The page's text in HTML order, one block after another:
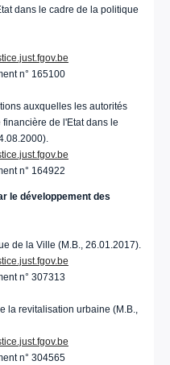
dans le cadre de la politique
n° 165100
auxquelles les autorités
de l'Etat dans le
n° 164922
le développement des
de la Ville (M.B., 26.01.2017).
n° 307313
revitalisation urbaine (M.B.,
n° 304565